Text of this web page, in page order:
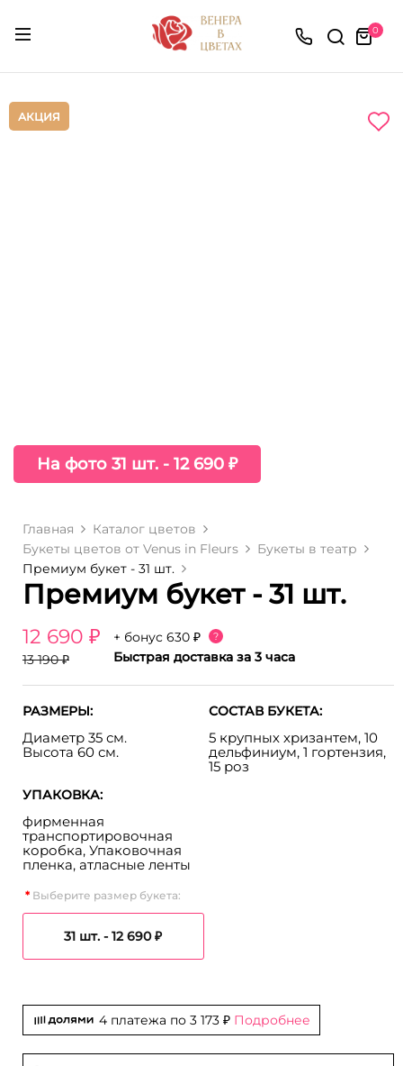
0
На фото 31 шт. - 12 690 ₽
АКЦИЯ
Главная
Каталог цветов
Букеты цветов от Venus in Fleurs
Букеты в театр
Премиум букет - 31 шт.
Премиум букет - 31 шт.
12 690 ₽
13 190 ₽
+ бонус 630 ₽ ?
Быстрая доставка за 3 часа
РАЗМЕРЫ:
Диаметр 35 см.
Высота 60 см.
СОСТАВ БУКЕТА:
5 крупных хризантем, 10
дельфиниум, 1 гортензия,
15 роз
УПАКОВКА:
фирменная
транспортировочная
коробка, Упаковочная
пленка, атласные ленты
Выберите размер букета:
31 шт. -12 690 ₽
4 платежа по 3 173 ₽ Подробнее